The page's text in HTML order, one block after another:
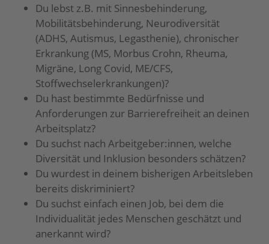
Du lebst z.B. mit Sinnesbehinderung,
Mobilitätsbehinderung, Neurodiversität
(ADHS, Autismus, Legasthenie), chronischer
Erkrankung (MS, Morbus Crohn, Rheuma,
Migräne, Long Covid, ME/CFS,
Stoffwechselerkrankungen)?
Du hast bestimmte Bedürfnisse und
Anforderungen zur Barrierefreiheit an deinen
Arbeitsplatz?
Du suchst nach Arbeitgeber:innen, welche
Diversität und Inklusion besonders schätzen?
Du wurdest in deinem bisherigen Arbeitsleben
bereits diskriminiert?
Du suchst einfach einen Job, bei dem die
Individualität jedes Menschen geschätzt und
anerkannt wird?